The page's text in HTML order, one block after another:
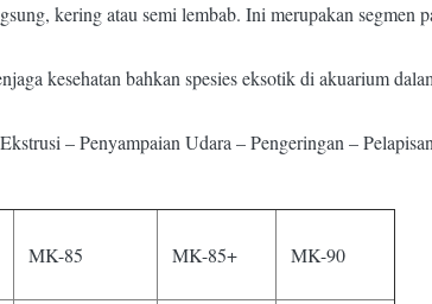
kering atau semi lembab. Ini merupakan segmen
kesehatan bahkan spesies eksotik di akuarium
– Penyampaian Udara – Pengeringan –
MK-85 MK-85+ MK-90